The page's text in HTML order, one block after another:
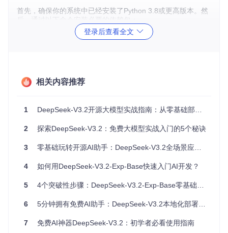
首先，确保你的系统中已经安装了Python 3.8或更高版本。然
da环境下进行安装，以避免可能出现的依赖冲突问题。
小明是一名大学生，想要体验DeepSeek-V3.2的文本生成功
行了第一个文本生成示例。
实现基础调用功能：3行代码玩转AI生成
环境配置完成后，接下来就是实现基础的模型调用功能。Dee
方案：使用HuggingFace Transformers库进行调用
登录后查看全文
相关内容推荐
1 DeepSeek-V3.2开源大模型实战指南：从零基础部署到性能调优全攻略
2 探索DeepSeek-V3.2：免费大模型实战入门的5个秘诀
3 零基础玩转开源AI助手：DeepSeek-V3.2全场景应用指南
4 如何用DeepSeek-V3.2-Exp-Base快速入门AI开发？
5 4个突破性步骤：DeepSeek-V3.2-Exp-Base零基础实现本地AI开发从入门到部署
6 5分钟拥有免费AI助手：DeepSeek-V3.2本地化部署完全指南
7 免费AI神器DeepSeek-V3.2：初学者必看使用指南